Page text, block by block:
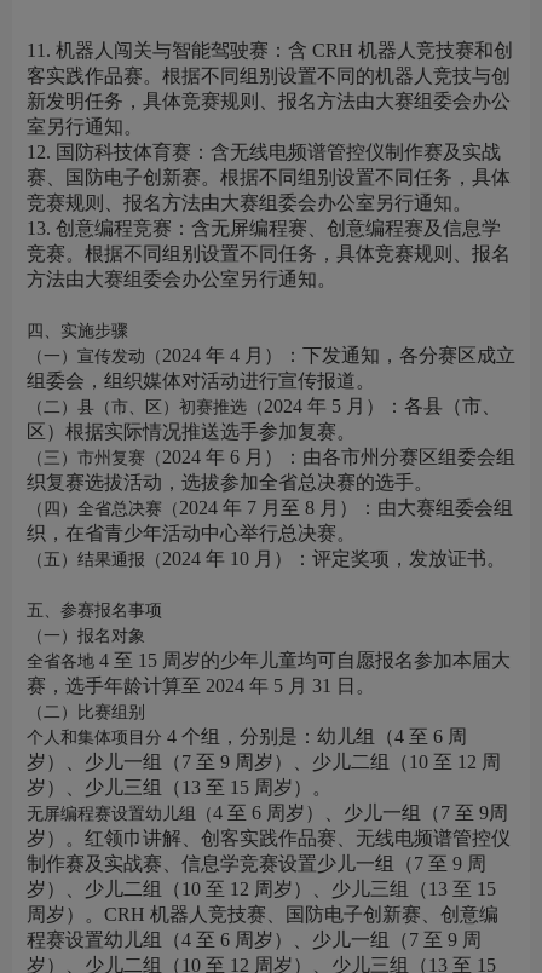
11. 机器人闯关与智能驾驶赛：含 CRH 机器人竞技赛和创
客实践作品赛。根据不同组别设置不同的机器人竞技与创
新发明任务，具体竞赛规则、报名方法由大赛组委会办公
室另行通知。
12. 国防科技体育赛：含无线电频谱管控仪制作赛及实战
赛、国防电子创新赛。根据不同组别设置不同任务，具体
竞赛规则、报名方法由大赛组委会办公室另行通知。
13. 创意编程竞赛：含无屏编程赛、创意编程赛及信息学
竞赛。根据不同组别设置不同任务，具体竞赛规则、报名
方法由大赛组委会办公室另行通知。
四、实施步骤
（一）宣传发动（2024 年 4 月）：下发通知，各分赛区成立
组委会，组织媒体对活动进行宣传报道。
（二）县（市、区）初赛推选（2024 年 5 月）：各县（市、
区）根据实际情况推送选手参加复赛。
（三）市州复赛（2024 年 6 月）：由各市州分赛区组委会组
织复赛选拔活动，选拔参加全省总决赛的选手。
（四）全省总决赛（2024 年 7 月至 8 月）：由大赛组委会组
织，在省青少年活动中心举行总决赛。
（五）结果通报（2024 年 10 月）：评定奖项，发放证书。
五、参赛报名事项
（一）报名对象
全省各地 4 至 15 周岁的少年儿童均可自愿报名参加本届大
赛，选手年龄计算至 2024 年 5 月 31 日。
（二）比赛组别
个人和集体项目分 4 个组，分别是：幼儿组（4 至 6 周
岁）、少儿一组（7 至 9 周岁）、少儿二组（10 至 12 周
岁）、少儿三组（13 至 15 周岁）。
无屏编程赛设置幼儿组（4 至 6 周岁）、少儿一组（7 至 9周
岁）。红领巾讲解、创客实践作品赛、无线电频谱管控仪
制作赛及实战赛、信息学竞赛设置少儿一组（7 至 9 周
岁）、少儿二组（10 至 12 周岁）、少儿三组（13 至 15
周岁）。CRH 机器人竞技赛、国防电子创新赛、创意编
程赛设置幼儿组（4 至 6 周岁）、少儿一组（7 至 9 周
岁）、少儿二组（10 至 12 周岁）、少儿三组（13 至 15